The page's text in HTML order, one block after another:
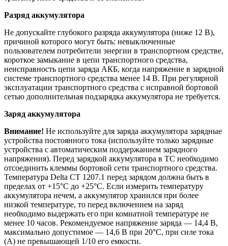
Разряд аккумулятора
Не допускайте глубокого разряда аккумулятора (ниже 12 В),
причиной которого могут быть: невыключенные
пользователем потребители энергии в транспортном средстве,
короткое замыкание в цепи транспортного средства,
неисправность цепи заряда АКБ, когда напряжение в зарядной
системе транспортного средства менее 14 В. При регулярной
эксплуатации транспортного средства с исправной бортовой
сетью дополнительная подзарядка аккумулятора не требуется.
Заряд аккумулятора
Внимание! Не используйте для заряда аккумулятора зарядные
устройства постоянного тока (используйте только зарядные
устройства с автоматическим поддержанием зарядного
напряжения). Перед зарядкой аккумулятора в ТС необходимо
отсоединить клеммы бортовой сети транспортного средства.
Температура Delta CT 1207.1 перед зарядом должна быть в
пределах от +15°С до +25°С. Если измерить температуру
аккумулятора нечем, а аккумулятор хранился при более
низкой температуре, то перед включением на заряд
необходимо выдержать его при комнатной температуре не
менее 10 часов. Рекомендуемое напряжение заряда — 14,4 В,
максимально допустимое — 14,6 В при 20°С, при силе тока
(А) не превышающей 1/10 его емкости.